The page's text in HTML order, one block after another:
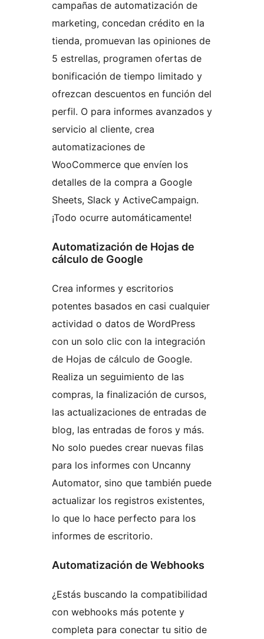
campañas de automatización de
marketing, concedan crédito en la
tienda, promuevan las opiniones de
5 estrellas, programen ofertas de
bonificación de tiempo limitado y
ofrezcan descuentos en función del
perfil. O para informes avanzados y
servicio al cliente, crea
automatizaciones de
WooCommerce que envíen los
detalles de la compra a Google
Sheets, Slack y ActiveCampaign.
¡Todo ocurre automáticamente!
Automatización de Hojas de
cálculo de Google
Crea informes y escritorios
potentes basados en casi cualquier
actividad o datos de WordPress
con un solo clic con la integración
de Hojas de cálculo de Google.
Realiza un seguimiento de las
compras, la finalización de cursos,
las actualizaciones de entradas de
blog, las entradas de foros y más.
No solo puedes crear nuevas filas
para los informes con Uncanny
Automator, sino que también puede
actualizar los registros existentes,
lo que lo hace perfecto para los
informes de escritorio.
Automatización de Webhooks
¿Estás buscando la compatibilidad
con webhooks más potente y
completa para conectar tu sitio de